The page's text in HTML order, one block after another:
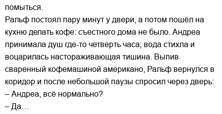
помыться.
Ральф постоял пару минут у двери, а потом пошёл на
кухню делать кофе: съестного дома не было. Андреа
принимала душ где-то четверть часа; вода стихла и
воцарилась настораживающая тишина. Выпив
сваренный кофемашиной американо, Ральф вернулся в
коридор и после небольшой паузы спросил через дверь:
– Андреа, всё нормально?
– Да…